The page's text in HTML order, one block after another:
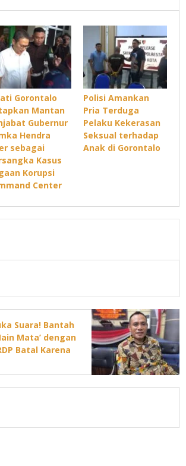
Gorontalo
Mantan
Gubernur
Hendra
sebagai
Kasus
Korupsi
Center
Polisi Amankan
Pria Terduga
Pelaku Kekerasan
Seksual terhadap
Anak di Gorontalo
Suara! Bantah
Mata’ dengan
Batal Karena